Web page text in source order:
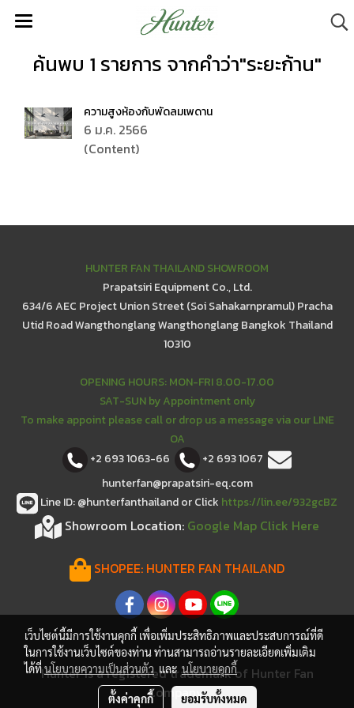
ค้นพบ 1 รายการ จากคำว่า"ระยะก้าน"
ความสูงห้องกับพัดลมเพดาน
6 ม.ค. 2566
(Content)
HUNTER FAN THAILAND SHOWROOM
Prapatsiri Equipment Co., Ltd.
634/6 AEC Project Union Street (Soi Sahakarnpramul) Pracha
Utid Road Wangthonglang Wangthonglang Bangkok Thailand
10310
OPENING HOURS: MON-FRI 8.00-17.00
SAT-SUN by Appointment only
To make appoint please call or drop us a message via our LINE
OA
+2 693 1063-66
+2 693 1067
hunterfan@prapatsiri-eq.com
Line ID: @hunterfanthailand or Click https://lin.ee/932gcBZ
Showroom Location: Google Map Click Here
SHOPEE: HUNTER FAN THAILAND
Hunter is a registered trademark of Hunter Fan
Company.
เว็บไซต์นี้มีการใช้งานคุกกี้ เพื่อเพิ่มประสิทธิภาพและประสบการณ์ที่ดี
ในการใช้งานเว็บไซต์ของท่าน ท่านสามารถอ่านรายละเอียดเพิ่มเติม
ได้ที่นโยบายความเป็นส่วนตัวและนโยบายคุกกี้
ตั้งค่าคุกกี้ ยอมรับทั้งหมด